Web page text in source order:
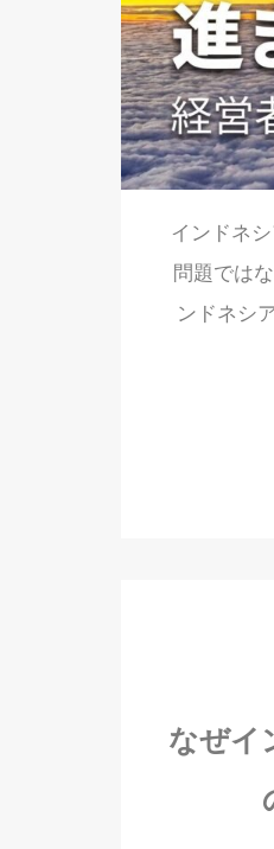
インドネ
問題では
ンドネシ
なぜイ